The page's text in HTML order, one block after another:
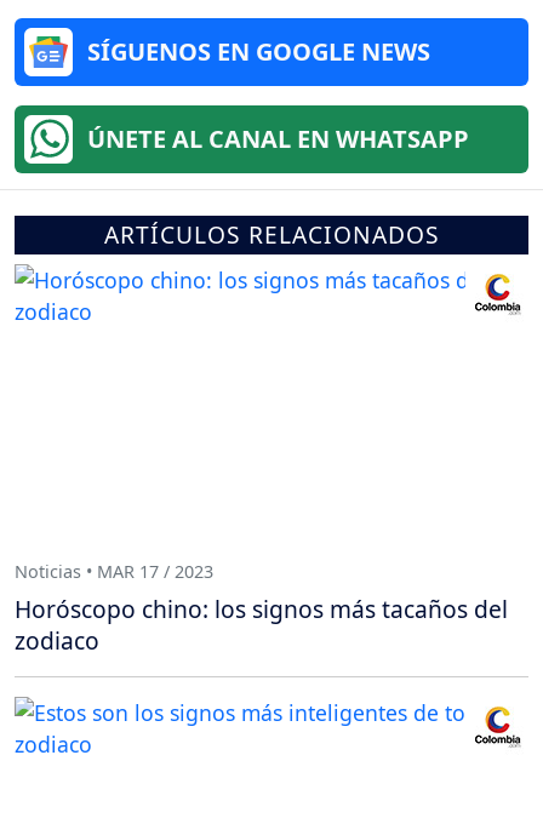
SÍGUENOS EN GOOGLE NEWS
ÚNETE AL CANAL EN WHATSAPP
ARTÍCULOS RELACIONADOS
Noticias • MAR 17 / 2023
Horóscopo chino: los signos más tacaños del
zodiaco